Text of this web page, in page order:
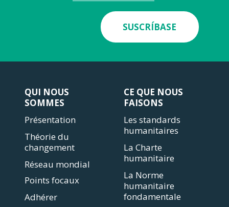
SUSCRÍBASE
QUI NOUS
SOMMES
Présentation
Théorie du
changement
Réseau mondial
Points focaux
Adhérer
CE QUE NOUS
FAISONS
Les standards
humanitaires
La Charte
humanitaire
La Norme
humanitaire
fondamentale